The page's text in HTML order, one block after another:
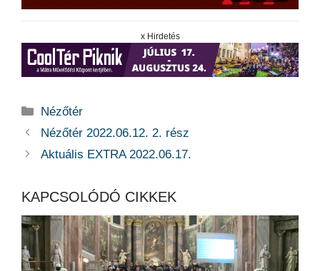
x Hirdetés
Kategória
Nézőtér
Nézőtér 2022.06.12. 2. rész
Aktuális EXTRA 2022.06.17.
KAPCSOLÓDÓ CIKKEK